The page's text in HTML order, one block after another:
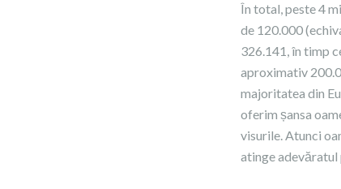
În total, peste 4
de 120.000
326.141, în timp
aproximativ
majoritatea din
oferim șansa
visurile. Atunci
atinge adevăratul